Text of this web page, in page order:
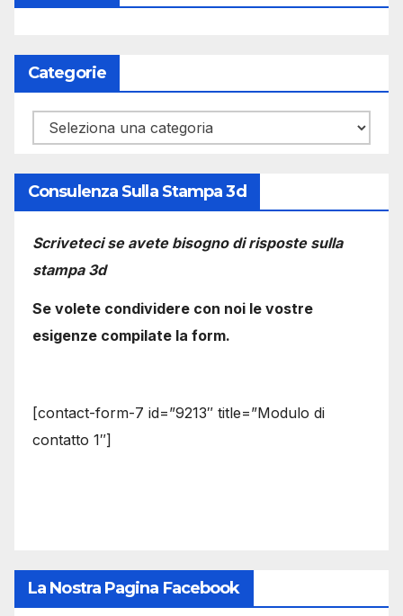
Categorie
Categorie
Consulenza Sulla Stampa 3d
Scriveteci se avete bisogno di risposte sulla
stampa 3d
Se volete condividere con noi le vostre
esigenze compilate la form.
[contact-form-7 id=”9213″ title=”Modulo di
contatto 1″]
La Nostra Pagina Facebook